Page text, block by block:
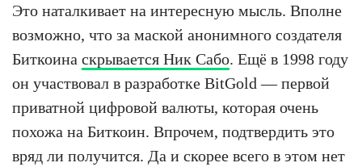
Это наталкивает на интересную мысль. Вполне
возможно, что за маской анонимного создателя
Биткоина скрывается Ник Сабо. Ещё в 1998 году
он участвовал в разработке BitGold — первой
приватной цифровой валюты, которая очень
похожа на Биткоин. Впрочем, подтвердить это
вряд ли получится. Да и скорее всего в этом нет